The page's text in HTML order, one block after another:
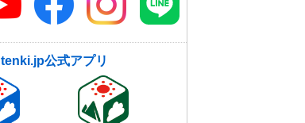
tenki.jp公式アプリ